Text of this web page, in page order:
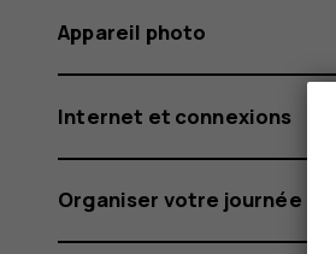
Appareil photo
Internet et connexions
Organiser votre journée